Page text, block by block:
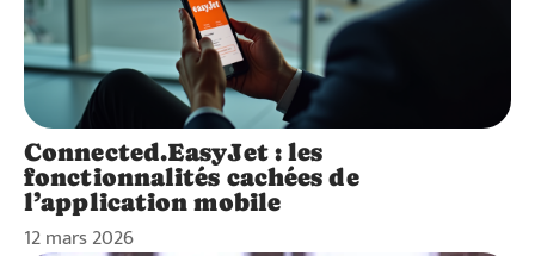
Connected.EasyJet : les
fonctionnalités cachées de
l’application mobile
12 mars 2026